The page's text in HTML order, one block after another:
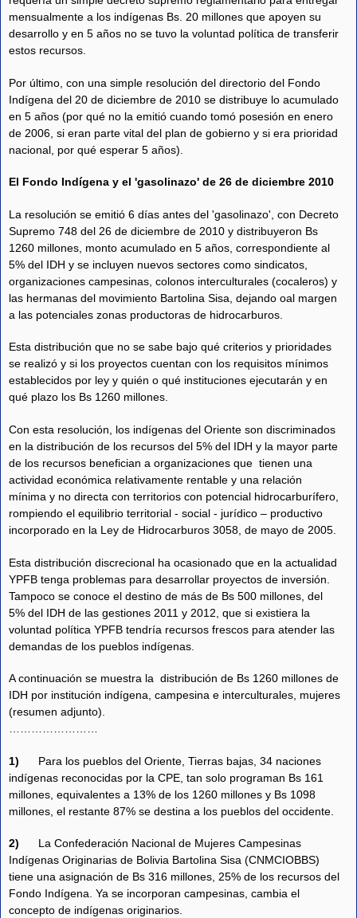
mensualmente a los indígenas Bs. 20 millones que apoyen su
desarrollo y en 5 años no se tuvo la voluntad política de transferir
estos recursos.
Por último, con una simple resolución del directorio del Fondo
Indígena del 20 de diciembre de 2010 se distribuye lo acumulado
en 5 años (por qué no la emitió cuando tomó posesión en enero
de 2006, si eran parte vital del plan de gobierno y si era prioridad
nacional, por qué esperar 5 años).
El Fondo Indígena y el 'gasolinazo' de 26 de diciembre 2010
La resolución se emitió 6 días antes del 'gasolinazo', con Decreto
Supremo 748 del 26 de diciembre de 2010 y distribuyeron Bs
1260 millones, monto acumulado en 5 años, correspondiente al
5% del IDH y se incluyen nuevos sectores como sindicatos,
organizaciones campesinas, colonos interculturales (cocaleros) y
las hermanas del movimiento Bartolina Sisa, dejando oal margen
a las potenciales zonas productoras de hidrocarburos.
Esta distribución que no se sabe bajo qué criterios y prioridades
se realizó y si los proyectos cuentan con los requisitos mínimos
establecidos por ley y quién o qué instituciones ejecutarán y en
qué plazo los Bs 1260 millones.
Con esta resolución, los indígenas del Oriente son discriminados
en la distribución de los recursos del 5% del IDH y la mayor parte
de los recursos benefician a organizaciones que tienen una
actividad económica relativamente rentable y una relación
mínima y no directa con territorios con potencial hidrocarburífero,
rompiendo el equilibrio territorial - social - jurídico – productivo
incorporado en la Ley de Hidrocarburos 3058, de mayo de 2005.
Esta distribución discrecional ha ocasionado que en la actualidad
YPFB tenga problemas para desarrollar proyectos de inversión.
Tampoco se conoce el destino de más de Bs 500 millones, del
5% del IDH de las gestiones 2011 y 2012, que si existiera la
voluntad política YPFB tendría recursos frescos para atender las
demandas de los pueblos indígenas.
A continuación se muestra la distribución de Bs 1260 millones de
IDH por institución indígena, campesina e interculturales, mujeres
(resumen adjunto).
……………………
1)
Para los pueblos del Oriente, Tierras bajas, 34 naciones
indígenas reconocidas por la CPE, tan solo programan Bs 161
millones, equivalentes a 13% de los 1260 millones y Bs 1098
millones, el restante 87% se destina a los pueblos del occidente.
2)
La Confederación Nacional de Mujeres Campesinas
Indígenas Originarias de Bolivia Bartolina Sisa (CNMCIOBBS)
tiene una asignación de Bs 316 millones, 25% de los recursos del
Fondo Indígena. Ya se incorporan campesinas, cambia el
concepto de indígenas originarios.